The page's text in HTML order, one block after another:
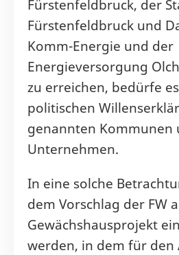
Fürstenfeldbruck, der
Fürstenfeldbruck und
Komm-Energie und der
Energieversorgung
zu erreichen, bedürfe
politischen
genannten Kommunen
Unternehmen.
In eine solche
dem Vorschlag der FW
Gewächshausprojekt
werden, in dem für den